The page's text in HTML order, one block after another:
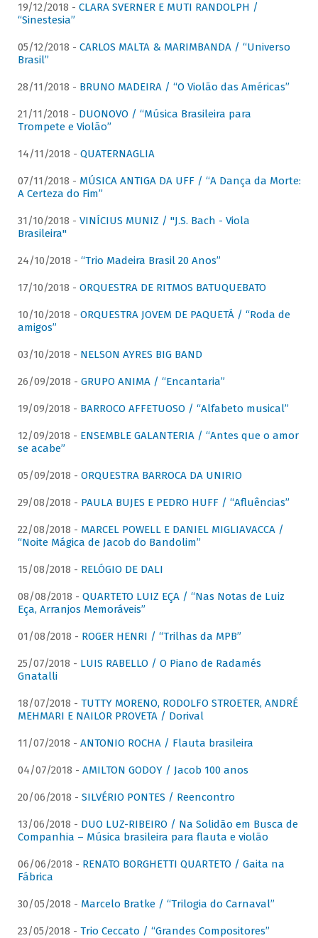
19/12/2018 - CLARA SVERNER E MUTI RANDOLPH /
“Sinestesia”
05/12/2018 - CARLOS MALTA & MARIMBANDA / “Universo
Brasil”
28/11/2018 - BRUNO MADEIRA / “O Violão das Américas”
21/11/2018 - DUONOVO / “Música Brasileira para
Trompete e Violão”
14/11/2018 - QUATERNAGLIA
07/11/2018 - MÚSICA ANTIGA DA UFF / “A Dança da Morte:
A Certeza do Fim”
31/10/2018 - VINÍCIUS MUNIZ / "J.S. Bach - Viola
Brasileira"
24/10/2018 - “Trio Madeira Brasil 20 Anos”
17/10/2018 - ORQUESTRA DE RITMOS BATUQUEBATO
10/10/2018 - ORQUESTRA JOVEM DE PAQUETÁ / “Roda de
amigos”
03/10/2018 - NELSON AYRES BIG BAND
26/09/2018 - GRUPO ANIMA / “Encantaria”
19/09/2018 - BARROCO AFFETUOSO / “Alfabeto musical”
12/09/2018 - ENSEMBLE GALANTERIA / “Antes que o amor
se acabe”
05/09/2018 - ORQUESTRA BARROCA DA UNIRIO
29/08/2018 - PAULA BUJES E PEDRO HUFF / “Afluências”
22/08/2018 - MARCEL POWELL E DANIEL MIGLIAVACCA /
“Noite Mágica de Jacob do Bandolim”
15/08/2018 - RELÓGIO DE DALI
08/08/2018 - QUARTETO LUIZ EÇA / “Nas Notas de Luiz
Eça, Arranjos Memoráveis”
01/08/2018 - ROGER HENRI / “Trilhas da MPB”
25/07/2018 - LUIS RABELLO / O Piano de Radamés
Gnatalli
18/07/2018 - TUTTY MORENO, RODOLFO STROETER, ANDRÉ
MEHMARI E NAILOR PROVETA / Dorival
11/07/2018 - ANTONIO ROCHA / Flauta brasileira
04/07/2018 - AMILTON GODOY / Jacob 100 anos
20/06/2018 - SILVÉRIO PONTES / Reencontro
13/06/2018 - DUO LUZ-RIBEIRO / Na Solidão em Busca de
Companhia – Música brasileira para flauta e violão
06/06/2018 - RENATO BORGHETTI QUARTETO / Gaita na
Fábrica
30/05/2018 - Marcelo Bratke / “Trilogia do Carnaval”
23/05/2018 - Trio Ceccato / “Grandes Compositores”